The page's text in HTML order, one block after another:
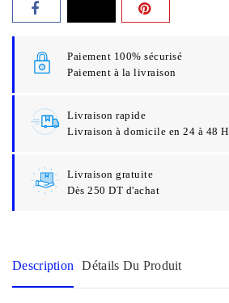
Paiement 100% sécurisé
Paiement à la livraison
Livraison rapide
Livraison à domicile en 24 à 48 H
Livraison gratuite
Dès 250 DT d'achat
Description Détails Du Produit